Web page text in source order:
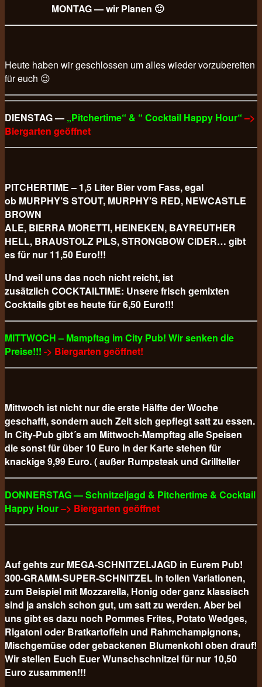
MONTAG — wir Planen 🙂
Heute haben wir geschlossen um alles wieder vorzubereiten
für euch 😉
DIENSTAG — „Pitchertime“ & “ Cocktail Happy Hour“–>
Biergarten geöffnet
PITCHERTIME – 1,5 Liter Bier vom Fass, egal
ob MURPHY’S STOUT, MURPHY’S RED, NEWCASTLE
BROWN
ALE, BIERRA MORETTI, HEINEKEN, BAYREUTHER
HELL, BRAUSTOLZ PILS, STRONGBOW CIDER… gibt
es für nur 11,50 Euro!!!
Und weil uns das noch nicht reicht, ist
zusätzlich COCKTAILTIME: Unsere frisch gemixten
Cocktails gibt es heute für 6,50 Euro!!!
MITTWOCH – Mampftag im City Pub! Wir senken die
Preise!!! -> Biergarten geöffnet!
Mittwoch ist nicht nur die erste Hälfte der Woche
geschafft, sondern auch Zeit sich gepflegt satt zu essen.
In City-Pub gibt´s am Mittwoch-Mampftag alle Speisen
die sonst für über 10 Euro in der Karte stehen für
knackige 9,99 Euro. ( außer Rumpsteak und Grillteller
DONNERSTAG — Schnitzeljagd & Pitchertime & Cocktail
Happy Hour–> Biergarten geöffnet
Auf gehts zur MEGA-SCHNITZELJAGD in Eurem Pub!
300-GRAMM-SUPER-SCHNITZEL in tollen Variationen,
zum Beispiel mit Mozzarella, Honig oder ganz klassisch
sind ja ansich schon gut, um satt zu werden. Aber bei
uns gibt es dazu noch Pommes Frites, Potato Wedges,
Rigatoni oder Bratkartoffeln und Rahmchampignons,
Mischgemüse oder gebackenen Blumenkohl oben drauf!
Wir stellen Euch Euer Wunschschnitzel für nur 10,50
Euro zusammen!!!